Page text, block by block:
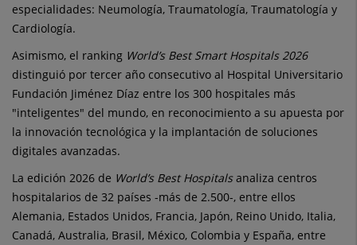
especialidades: Neumología, Traumatología, Traumatología y
Cardiología.
Asimismo, el ranking World’s Best Smart Hospitals 2026
distinguió por tercer año consecutivo al Hospital Universitario
Fundación Jiménez Díaz entre los 300 hospitales más
"inteligentes" del mundo, en reconocimiento a su apuesta por
la innovación tecnológica y la implantación de soluciones
digitales avanzadas.
La edición 2026 de World’s Best Hospitalsanaliza centros
hospitalarios de 32 países -más de 2.500-, entre ellos
Alemania, Estados Unidos, Francia, Japón, Reino Unido, Italia,
Canadá, Australia, Brasil, México, Colombia y España, entre